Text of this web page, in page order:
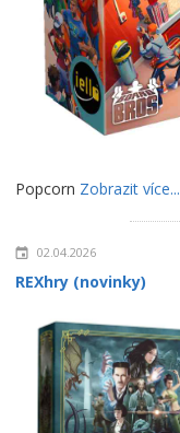
Popcorn Zobrazit více...
02.04.2026
REXhry (novinky)